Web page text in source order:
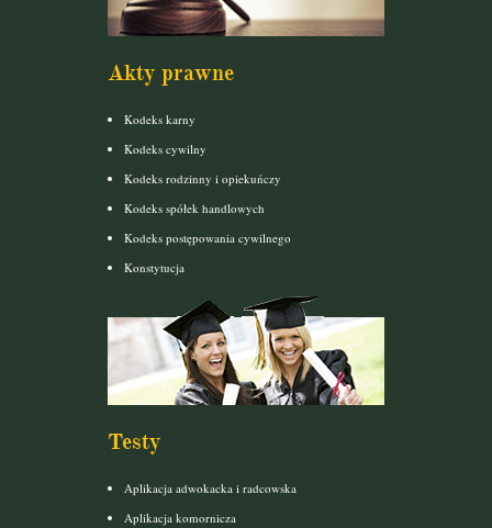
Akty prawne
Kodeks karny
Kodeks cywilny
Kodeks rodzinny i opiekuńczy
Kodeks spółek handlowych
Kodeks postępowania cywilnego
Konstytucja
Testy
Aplikacja adwokacka i radcowska
Aplikacja komornicza